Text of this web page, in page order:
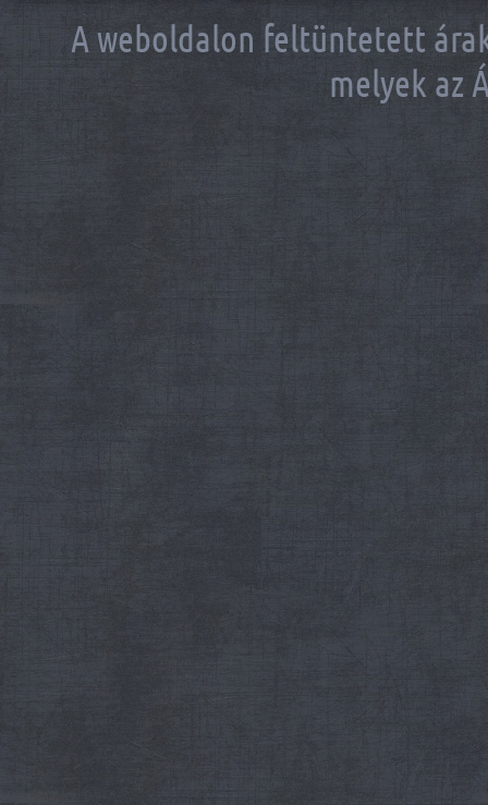
A weboldalon feltüntetett
melyek az